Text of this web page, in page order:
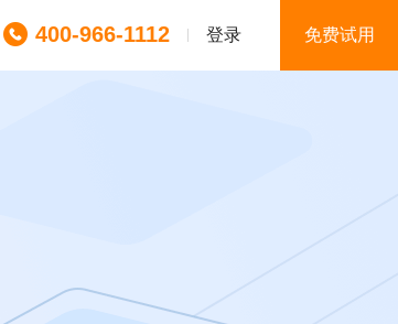
400-966-1112 登录 免费试用